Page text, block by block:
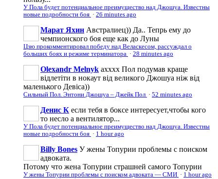
У Пола будет потенциальное преимущество над Джошуа. Известны
новые подробности боя · 26 minutes ago
Марат Яхин Австралиец)) Да.. Тепрь ему до
чемпионского боя еще как до Луны
Цзю прокомментировал победу над Веласкесом, рассуждал о
больших боях и режиме терминатора · 28 minutes ago
Olexandr Melnyk ахххх Пол подумав краще
відлетіти в нокаут від великого Джошуа ніж від
маленького Девіса))
Сильный Пол. Энтони Джошуа – Джейк Пол · 52 minutes ago
Денис К если тебя в боксе интересует,чтобы кого
то несло а вентилятор...
У Пола будет потенциальное преимущество над Джошуа. Известны
новые подробности боя · 1 hour ago
Billy Bones У жены Топурии проблемы с поиском
адвоката.
Потому что жена Топурии страшней самого Топурии
У жены Топурии проблемы с поиском адвоката — СМИ · 1 hour ago